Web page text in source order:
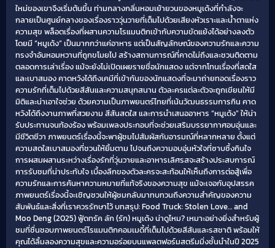
ใหม่ของเขาจึงเริ่มต้นขึ้น ท่ามกลางกลิ่นหอมเย้ายวนของหมูเด้งที่กำลังจะ
กลายเป็นศูนย์กลางของเรื่องราววุ่นวายที่เต็มไปด้วยเสียงหัวเราะและน้ำตาแห่ง
ความสุข พล็อตเรื่องที่ผสานความโรแมนติกเข้ากับความขัดแย้งได้อย่างลงตัว
โดยมี “หมูเด้ง” เป็นมากกว่าแค่อาหาร แต่เป็นสัญลักษณ์ของความรักและความ
ทรงจำอันหอมหวานที่ถูกขโมยไป สร้างสถานการณ์ที่คาดไม่ถึงและชวนติดตาม
ตลอดการเล่าเรื่อง แม้จะยังไม่เปิดเผยรายชื่อนักแสดง แต่จากโทนเรื่องที่สดใส
และเบาสมอง คาดหวังได้ถึงเคมีที่เข้ากันของนักแสดงที่จะมาถ่ายทอดเรื่องราว
ความรักที่เต็มไปด้วยสีสันและความสนุกสนาน ตัวละครแต่ละตัวจะถูกเขียนให้มี
มิติและน่าเอาใจช่วย ด้วยความเป็นภาพยนตร์ไทยที่เน้นวัฒนธรรมการกิน คาด
หวังได้ถึงงานภาพที่สวยงาม สีสันสดใส และการนำเสนออาหาร “หมูเด้ง” ให้น่า
รับประทานจนท้องร้อง พร้อมเพลงประกอบที่จะช่วยเสริมบรรยากาศอบอุ่นและ
มีชีวิตชีวา ภาพยนตร์เรื่องนี้จะพาผู้ชมไปสัมผัสกับอารมณ์ที่หลากหลาย ตั้งแต่
ความสดใสเบาสมองที่ชวนให้ยิ้มตาม ไปจนถึงความอบอุ่นหัวใจที่ซาบซึ้งกินใจ
การผสมผสานระหว่างเรื่องรักที่วุ่นวายและอาหารเลิศรสจะสร้างประสบการณ์
การรับชมที่น่าประทับใจ เบื้องลึกของตัวละครจะสะท้อนให้เห็นถึงการต่อสู้เพื่อ
ความรักและการค้นหาความหมายที่แท้จริงของความสุข แม้จะเจอกับอุปสรรค
ภาพยนตร์เรื่องนี้จะเชิญชวนให้ผู้ชมกลับมาทบทวนถึงความสำคัญของความ
สัมพันธ์และสิ่งที่เราควรรักษาไว้ บทสรุป: Food Truck: Stolen Love… and
Moo Deng (2025) ฟู้ดทรัค ลัก (รัก) หมูเด้ง น่าดูไหม? เหมาะอย่างยิ่งสำหรับผู้
ชมที่ชื่นชอบภาพยนตร์โรแมนติกคอมเมดี้ที่เต็มไปด้วยสีสันและรสชาติ พร้อมให้
คุณได้ลิ้มลองความสุขและความอร่อยบนแพลตฟอร์มสตรีมมิ่งชั้นนำในปี 2025